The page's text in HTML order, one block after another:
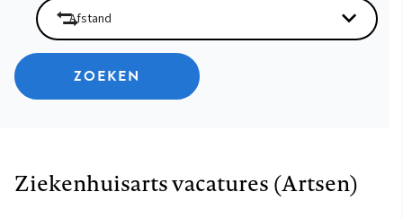
ZOEKEN
Ziekenhuisarts vacatures (Artsen)